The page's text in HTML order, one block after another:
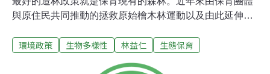
與原住民共同推動的拯救原始檜木林運動以及由此延伸出
是體現了這種保育森林的一貫精神。跟過去林務局與退輔
環境政策 生物多樣性 林益仁 生態保育